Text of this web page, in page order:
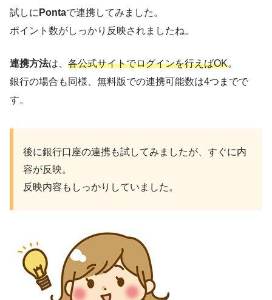
試しに Pontaで連携してみました。
ポイント数がしっかり反映されましたね。
連携方法は、 各公式サイトでログインを行えばOK。
銀行の場合も同様、無料版での連携可能数は4つまでで
す。
後に銀行口座の連携も試してみましたが、すぐに内
容が反映。
反映内容もしっかりしていました。